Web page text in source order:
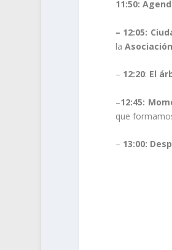
11:50:
– 12:05:
la
– 12:20: El
–12:45:
que
– 13:00: